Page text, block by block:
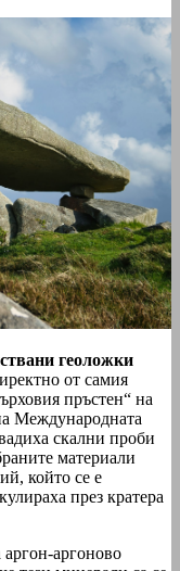
геоложки
от самия
пръстен“ на
Международната
скални проби
материали
който се е
през кратера
аргон-аргоново